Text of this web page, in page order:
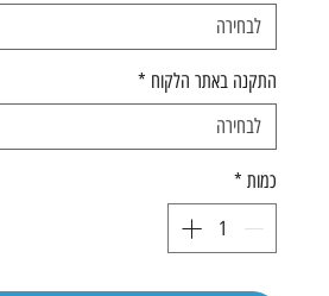
לבחירה
התקנה באתר הלקוח *
לבחירה
כמות *